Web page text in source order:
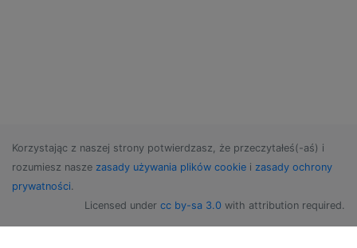
Korzystając z naszej strony potwierdzasz, że przeczytałeś(-aś) i
rozumiesz nasze zasady używania plików cookie i zasady ochrony
prywatności.
Licensed under cc by-sa 3.0 with attribution required.